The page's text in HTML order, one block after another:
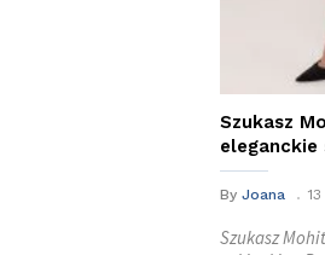
Szukasz
eleganckie
By Joana
Szukasz